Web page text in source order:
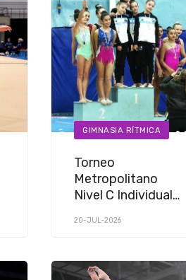
GIMNASIA RÍTMICA
Torneo
Metropolitano
Nivel C Individual
Rítmica
20-JUL-2026